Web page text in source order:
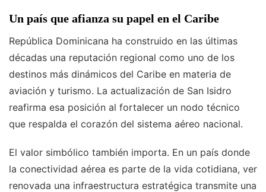
Un país que afianza su papel en el Caribe
República Dominicana ha construido en las últimas
décadas una reputación regional como uno de los
destinos más dinámicos del Caribe en materia de
aviación y turismo. La actualización de San Isidro
reafirma esa posición al fortalecer un nodo técnico
que respalda el corazón del sistema aéreo nacional.
El valor simbólico también importa. En un país donde
la conectividad aérea es parte de la vida cotidiana, ver
renovada una infraestructura estratégica transmite una